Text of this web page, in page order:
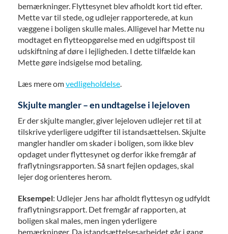
bemærkninger. Flyttesynet blev afholdt kort tid efter.
Mette var til stede, og udlejer rapporterede, at kun
væggene i boligen skulle males. Alligevel har Mette nu
modtaget en flytteopgørelse med en udgiftspost til
udskiftning af døre i lejligheden. I dette tilfælde kan
Mette gøre indsigelse mod betaling.
Læs mere omvedligeholdelse.
Skjulte mangler – en undtagelse i lejeloven
Er der skjulte mangler, giver lejeloven udlejer ret til at
tilskrive yderligere udgifter til istandsættelsen. Skjulte
mangler handler om skader i boligen, som ikke blev
opdaget under flyttesynet og derfor ikke fremgår af
fraflytningsrapporten. Så snart fejlen opdages, skal
lejer dog orienteres herom.
Eksempel: Udlejer Jens har afholdt flyttesyn og udfyldt
fraflytningsrapport. Det fremgår af rapporten, at
boligen skal males, men ingen yderligere
bemærkninger. Da istandsættelsesarbejdet går i gang,